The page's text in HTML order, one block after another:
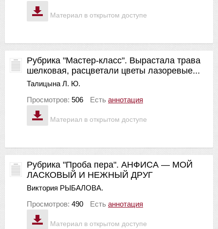
Материал в открытом доступе
Материал в открытом доступе
Рубрика "Мастер-класс". Вырастала трава
шелковая, расцветали цветы лазоревые...
Талицына Л. Ю.
Просмотров: 506 Есть аннотация
Материал в открытом доступе
Рубрика "Проба пера". АНФИСА — МОЙ
ЛАСКОВЫЙ И НЕЖНЫЙ ДРУГ
Виктория РЫБАЛОВА.
Просмотров: 490 Есть аннотация